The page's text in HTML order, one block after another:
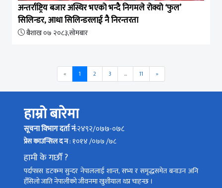
अन्तर्राष्ट्रिय बजार अस्थिर भएको भन्दै निगमले रोक्यो ‘फुल’
सिलिन्डर, आधा सिलिन्डरलाई नै निरन्तरता
बैशाख ०७ २०८३,सोमबार
« Previous
1 2 3 ... 11 »
हाम्रो बारेमा
सूचना विभाग दर्ता नं:२४९२/०७७-०७८
प्रेस काउन्सिल द न: १०१४ /०७७ /७८
हामी के गर्छौं ?
पर्दाफास डटकम सुन्दर नेपाललाई शान्त, सभ्य र समृद्धसमेत बनाउन अनि
हँसिलो जाति नेपालीको जीवनमा खुशीयाल थप्न चाहन्छ ।